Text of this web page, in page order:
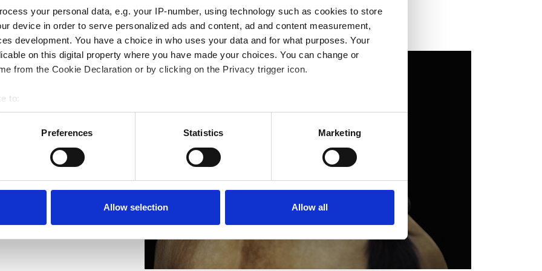
your personal data, e.g. your IP-number, using technology such as cookies to store
device in order to serve personalized ads and content, ad and content measurement,
development. You have a choice in who uses your data and for what purposes. Your
on this digital property where you have made your choices. You can change or
from the Cookie Declaration or by clicking on the Privacy trigger icon.
to:
your geographical location which can be accurate to within several meters
actively scanning it for specific characteristics (fingerprinting)
personal data is processed and set your preferences in the
site with our social media, advertising and analytics partners who may combine it with
provided to them or that they’ve collected from your use of their services.
Preferences Statistics Marketing
Allow selection Allow all
skelett, tänder och
då en obalans i
förhållande för
för dräktiga,